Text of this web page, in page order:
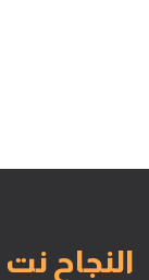
النجاح نت